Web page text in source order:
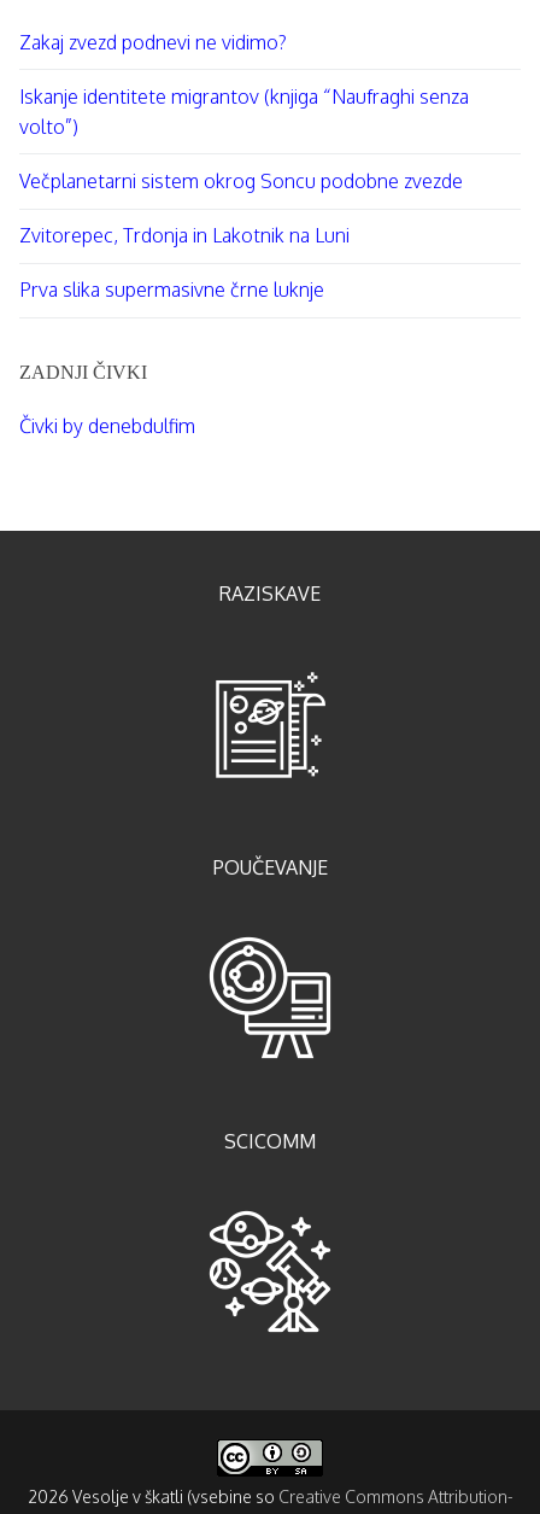
Zakaj zvezd podnevi ne vidimo?
Iskanje identitete migrantov (knjiga “Naufraghi senza
volto”)
Večplanetarni sistem okrog Soncu podobne zvezde⁠
Zvitorepec, Trdonja in Lakotnik na Luni
Prva slika supermasivne črne luknje
ZADNJI ČIVKI
Čivki by denebdulfim
RAZISKAVE
POUČEVANJE
SCICOMM
2026 Vesolje v škatli (vsebine so Creative Commons Attribution-